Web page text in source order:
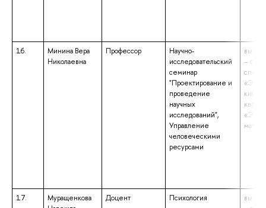
16.
Минина Вера
Николаевна
Профессор
Научно-
исследовательский
семинар
"Проектирование и
проведение
научных
исследований",
Управление
человеческими
ресурсами
–
17.
Муращенкова
Доцент Психология